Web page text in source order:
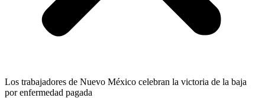
Los trabajadores de Nuevo México celebran la victoria de la baja
por enfermedad pagada